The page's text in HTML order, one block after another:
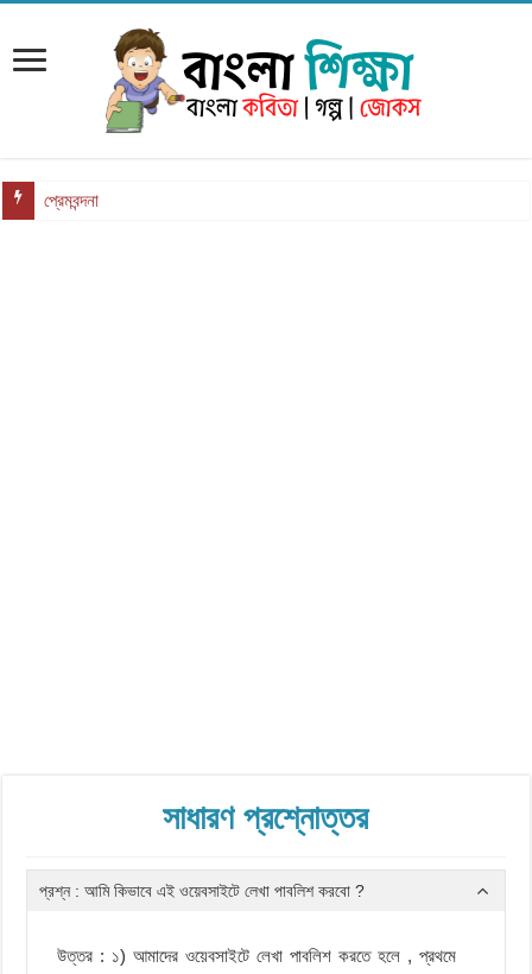
প্রেমবন্দনা
সাধারণ প্রশ্নোত্তর
প্রশ্ন : আমি কিভাবে এই ওয়েবসাইটে লেখা পাবলিশ করবো ?
উত্তর : ১) আমাদের ওয়েবসাইটে লেখা পাবলিশ করতে হলে , প্রথমে